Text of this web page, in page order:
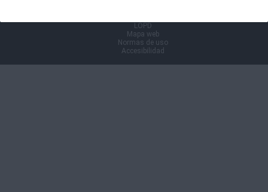
LOPD
Mapa web
Normas de uso
Accesibilidad